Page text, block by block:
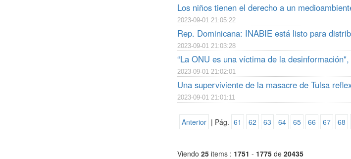
Los niños tienen el derecho a un
2023-09-01 21:05:22
Rep. Dominicana: INABIE está listo para
2023-09-01 21:03:28
“La ONU es una víctima de la
2023-09-01 21:02:01
Una superviviente de la masacre de Tulsa
2023-09-01 21:01:11
Anterior | Pág. 61 62 63 64 65 66 67 68
Viendo 25items : 1751 - 1775de 20435